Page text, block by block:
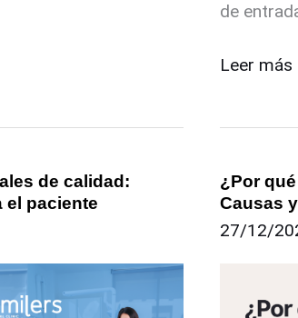
de
Leer más
de calidad:
el paciente
¿Por
Causas
27/12/
¿Por
qué
sangran